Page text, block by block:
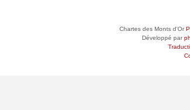
Chartes des Monts d'Or
Développé par